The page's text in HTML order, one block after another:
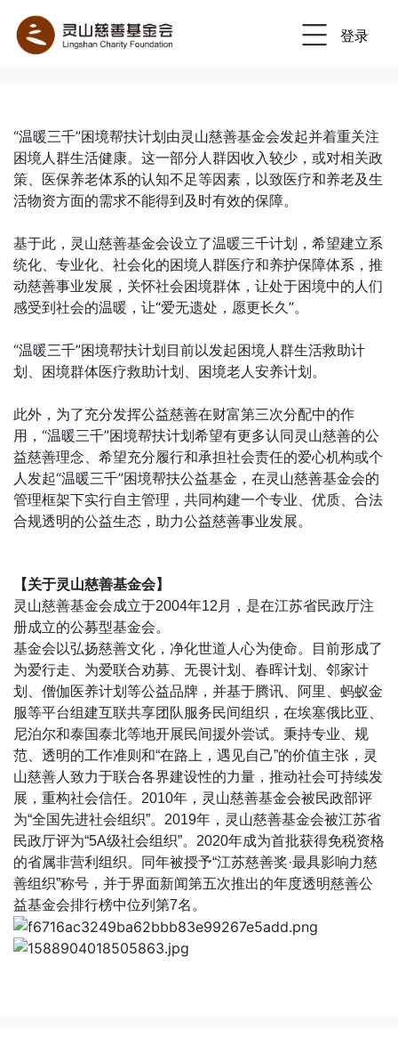
登录
“温暖三千”困境帮扶计划由灵山慈善基金会发起并着重关注
困境人群生活健康。这一部分人群因收入较少，或对相关政
策、医保养老体系的认知不足等因素，以致医疗和养老及生
活物资方面的需求不能得到及时有效的保障。
基于此，灵山慈善基金会设立了温暖三千计划，希望建立系
统化、专业化、社会化的困境人群医疗和养护保障体系，推
动慈善事业发展，关怀社会困境群体，让处于困境中的人们
感受到社会的温暖，让“爱无遗处，愿更长久”。
“温暖三千”困境帮扶计划目前以发起困境人群生活救助计
划、困境群体医疗救助计划、困境老人安养计划。
此外，为了充分发挥公益慈善在财富第三次分配中的作
用，“温暖三千”困境帮扶计划希望有更多认同灵山慈善的公
益慈善理念、希望充分履行和承担社会责任的爱心机构或个
人发起“温暖三千”困境帮扶公益基金，在灵山慈善基金会的
管理框架下实行自主管理，共同构建一个专业、优质、合法
合规透明的公益生态，助力公益慈善事业发展。
【关于灵山慈善基金会】
灵山慈善基金会成立于2004年12月，是在江苏省民政厅注
册成立的公募型基金会。
基金会以弘扬慈善文化，净化世道人心为使命。目前形成了
为爱行走、为爱联合劝募、无畏计划、春晖计划、邻家计
划、僧伽医养计划等公益品牌，并基于腾讯、阿里、蚂蚁金
服等平台组建互联共享团队服务民间组织，在埃塞俄比亚、
尼泊尔和泰国泰北等地开展民间援外尝试。秉持专业、规
范、透明的工作准则和“在路上，遇见自己”的价值主张，灵
山慈善人致力于联合各界建设性的力量，推动社会可持续发
展，重构社会信任。 2010年，灵山慈善基金会被民政部评
为“全国先进社会组织”。 2019年，灵山慈善基金会被江苏省
民政厅评为“5A级社会组织”。 2020年成为首批获得免税资格
的省属非营利组织。同年被授予“江苏慈善奖·最具影响力慈
善组织”称号，并于界面新闻第五次推出的年度透明慈善公
益基金会排行榜中位列 第7名 。